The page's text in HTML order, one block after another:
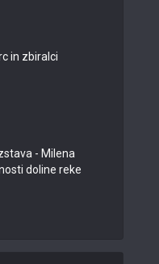
in zbiralci
- Milena
doline reke